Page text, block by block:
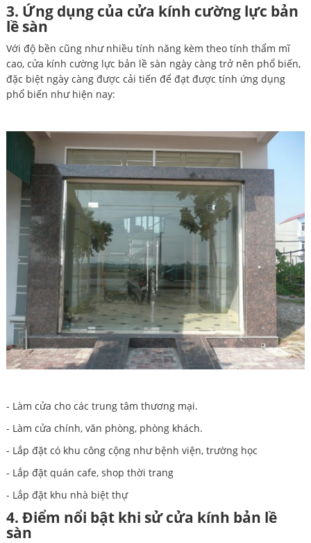
3. Ứng dụng của cửa kính cường lực bản
lề sàn
Với độ bền cũng như nhiều tính năng kèm theo tính thẩm mĩ
cao, cửa kính cường lực bản lề sàn ngày càng trở nên phổ biến,
đặc biệt ngày càng được cải tiến để đạt được tính ứng dụng
phổ biến như hiện nay:
- Làm cửa cho các trung tâm thương mại.
- Làm cửa chính, văn phòng, phòng khách.
- Lắp đặt có khu công cộng như bệnh viện, trường học
- Lắp đặt quán cafe, shop thời trang
- Lắp đặt khu nhà biệt thự
4. Điểm nổi bật khi sử cửa kính bản lề
sàn